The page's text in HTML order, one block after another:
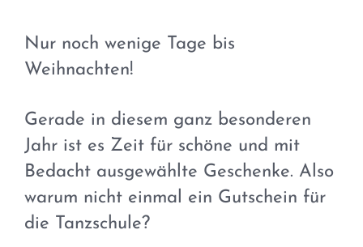
Nur noch wenige Tage bis
Weihnachten!
Gerade in diesem ganz besonderen
Jahr ist es Zeit für schöne und mit
Bedacht ausgewählte Geschenke. Also
warum nicht einmal ein Gutschein für
die Tanzschule?